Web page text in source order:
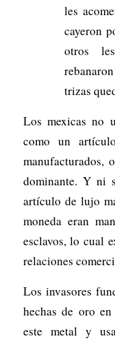
les
cayeron
otros
trizas
Los mexicas no
como un
manufacturados,
dominante. Y ni
artículo de lujo
moneda eran
esclavos, lo cual
relaciones
Los invasores
hechas de oro
este metal y